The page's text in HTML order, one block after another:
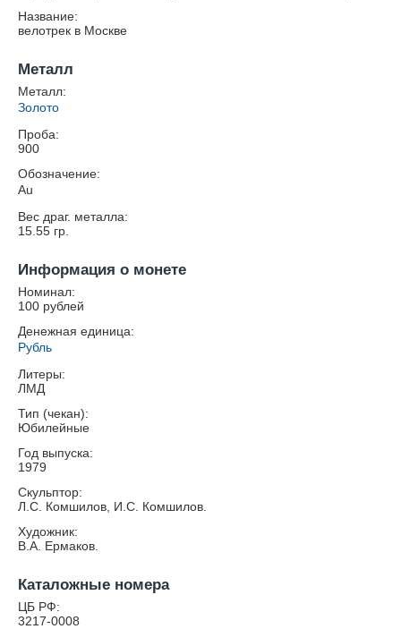
Название:
велотрек в Москве
Металл
Металл:
Золото
Проба:
900
Обозначение:
Au
Вес драг. металла:
15.55 гр.
Информация о монете
Номинал:
100 рублей
Денежная единица:
Рубль
Литеры:
ЛМД
Тип (чекан):
Юбилейные
Год выпуска:
1979
Скульптор:
Л.С. Комшилов, И.С. Комшилов.
Художник:
В.А. Ермаков.
Каталожные номера
ЦБ РФ:
3217-0008